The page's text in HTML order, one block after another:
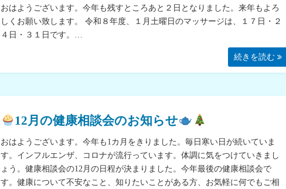
おはようございます。今年も残すところあと２日となりました。来年もよろ
しくお願い致します。 令和８年度、１月土曜日のマッサージは、１７日・２
４日・３１日です。…
続きを読む
12月の健康相談会のお知らせ
おはようございます。今年も1カ月をきりました。毎日寒い日が続いていま
す。インフルエンザ、コロナが流行っています。体調に気をつけていきまし
ょう。健康相談会の12月の日程が決まりました。今年最後の健康相談会で
す。健康について不安なこと、知りたいことがある方、お気軽に何でもご相